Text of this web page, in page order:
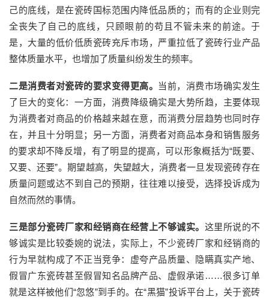
己的底线，是在瓷砖国标范围内降低品质的；而有的企业则完
全丧失了自己的底线，只顾眼前的苟且不管未来的前途。于
是，大量的低价低质瓷砖充斥市场，严重拉低了瓷砖行业产品
整体质量水平，也增加了质量纠纷发生的频率。
二是消费者对瓷砖的要求变得更高。
当前，消费市场确实发生
了巨大的变化：一方面，消费降级确实是大势所趋，主要体现
为消费者对商品的价格越来越在意，而消费分层趋势也同时存
在，并且十分明显；另一方面，消费者对商品本身和销售服务
的要求却不降反增，有了明显的提高，可以形象概括为“既要、
又要、还要”。期望越高，失望越大，消费者一旦发现瓷砖存在
质量问题或达不到自己的预期，往往难以接受，选择投诉成为
自然而然的事情。
三是部分瓷砖厂家和经销商在经营上不够诚实。 这里所说的不
够诚实是比较委婉的说法，实际上，不少瓷砖厂家和经销商的
行为早就构成了不正当竞争：虚夸产品质量、隐瞒真实产地、
假冒广东瓷砖甚至假冒知名品牌产品、虚假承诺……很多订单
就是这样被他们“忽悠”到手的。在“黑猫”投诉平台上，关于瓷砖